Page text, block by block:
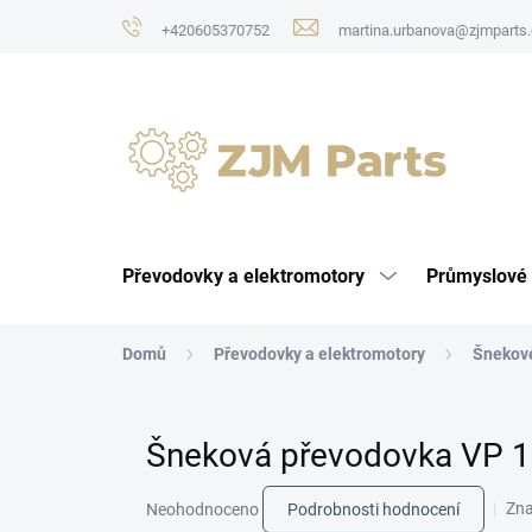
+420605370752
Převodovky a elektromotory
Domů Převodovky a elektromotory
Šneková převodovka VP
hodnocení
Neohodnoceno Podrobnosti hodnocení